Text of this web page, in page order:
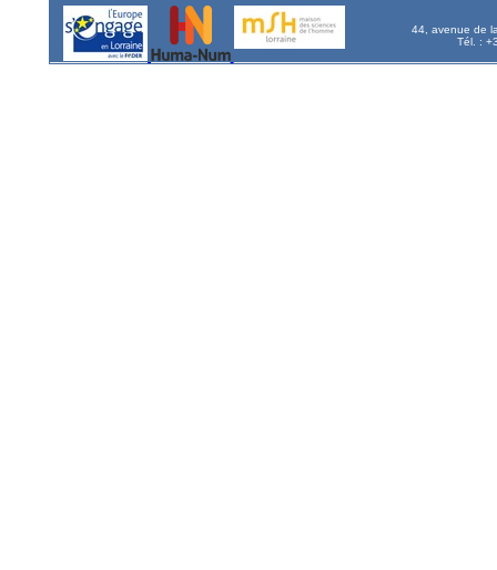
44, avenue de
Tél. :